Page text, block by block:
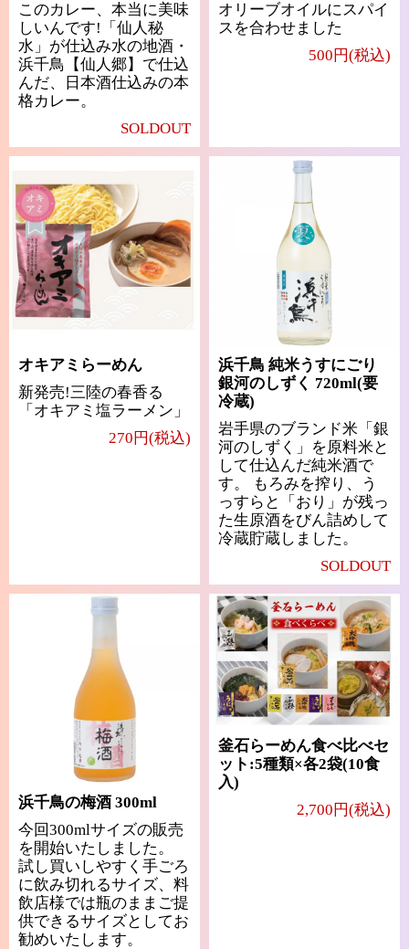
このカレー、本当に美味
しいんです!「仙人秘
水」が仕込み水の地酒・
浜千鳥【仙人郷】で仕込
んだ、日本酒仕込みの本
格カレー。
SOLDOUT
オリーブオイルにスパイ
スを合わせました
500円(税込)
オキアミらーめん
新発売!三陸の春香る
「オキアミ塩ラーメン」
270円(税込)
浜千鳥 純米うすにごり
銀河のしずく 720ml(要
冷蔵)
岩手県のブランド米「銀
河のしずく」を原料米と
して仕込んだ純米酒で
す。 もろみを搾り、う
っすらと「おり」が残っ
た生原酒をびん詰めして
冷蔵貯蔵しました。
SOLDOUT
浜千鳥の梅酒 300ml
今回300mlサイズの販売
を開始いたしました。
試し買いしやすく手ごろ
に飲み切れるサイズ、料
飲店様では瓶のままご提
供できるサイズとしてお
勧めいたします。
釜石らーめん食べ比べセ
ット:5種類×各2袋(10食
入)
2,700円(税込)